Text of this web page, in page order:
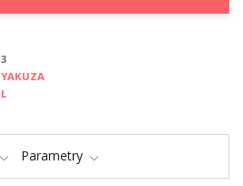
3
YAKUZA
L
Parametry